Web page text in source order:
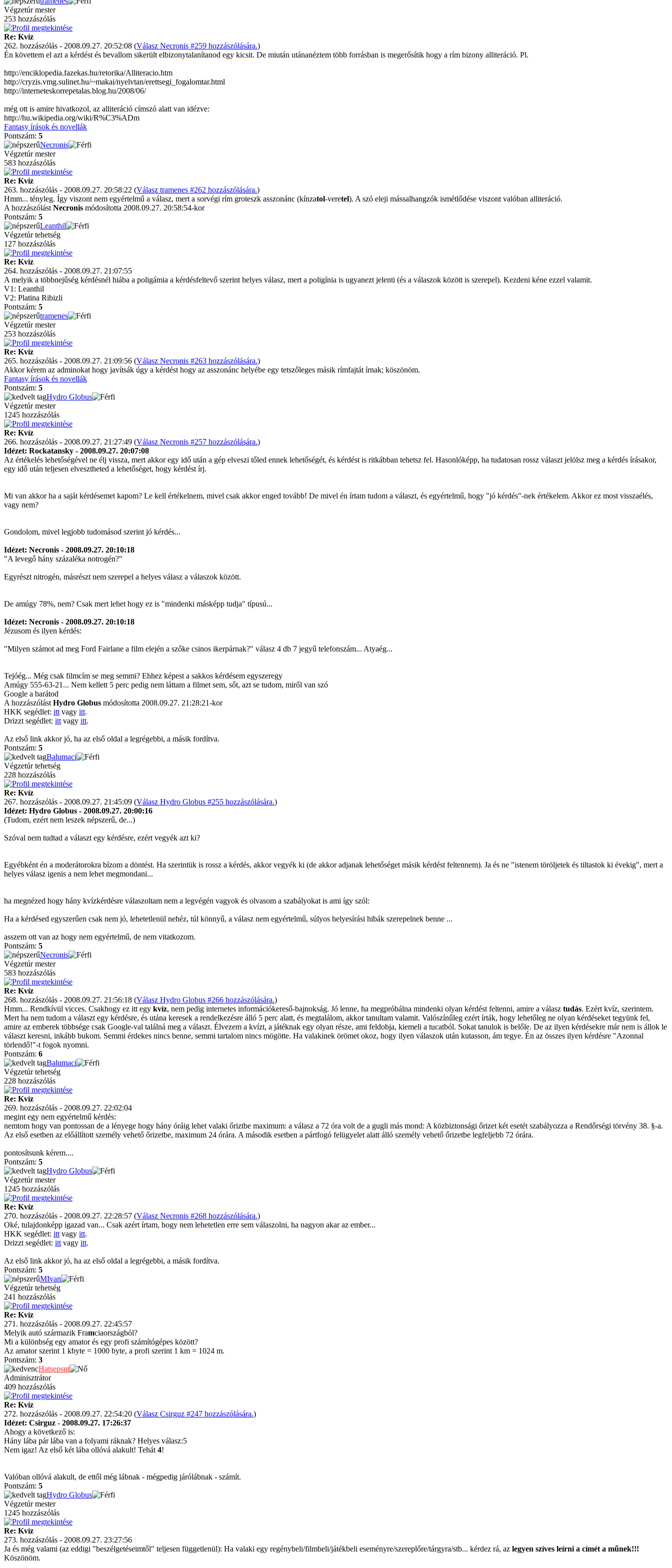
Végzetúr mester
253 hozzászólás
Re: Kvíz
262. hozzászólás - 2008.09.27. 20:52:08 (Válasz Necronis #259 hozzászólására.)
Én követtem el azt a kérdést és bevallom sikerült elbizonytalanítanod egy kicsit. De miután utánanéztem több forrásban is megerősítik hogy a rím bizony alliteráció. Pl.
http://enciklopedia.fazekas.hu/retorika/Alliteracio.htm
http://cryzis.vmg.sulinet.hu/~makai/nyelvtan/erettsegi_fogalomtar.html
http://interneteskorrepetalas.blog.hu/2008/06/
még ott is amire hivatkozol, az alliteráció címszó alatt van idézve:
http://hu.wikipedia.org/wiki/R%C3%ADm
Fantasy írások és novellák
Pontszám: 5
Necronis
Végzetúr mester
583 hozzászólás
Re: Kvíz
263. hozzászólás - 2008.09.27. 20:58:22 (Válasz tramenes #262 hozzászólására.)
Hmm... tényleg. Így viszont nem egyértelmű a válasz, mert a sorvégi rím groteszk asszonánc (kínzatol-veretel). A szó eleji mássalhangzók ismétlődése viszont valóban alliteráció.
A hozzászólást Necronis módosította 2008.09.27. 20:58:54-kor
Pontszám: 5
Leanthil
Végzetúr tehetség
127 hozzászólás
Re: Kvíz
264. hozzászólás - 2008.09.27. 21:07:55
A melyik a többnejűség kérdésnél hiába a poligámia a kérdésfeltevő szerint helyes válasz, mert a poligínia is ugyanezt jelenti (és a válaszok között is szerepel). Kezdeni kéne ezzel valamit.
V1: Leanthil
V2: Platina Ribizli
Pontszám: 5
tramenes
Végzetúr mester
253 hozzászólás
Re: Kvíz
265. hozzászólás - 2008.09.27. 21:09:56 (Válasz Necronis #263 hozzászólására.)
Akkor kérem az adminokat hogy javítsák úgy a kérdést hogy az asszonánc helyébe egy tetszőleges másik rímfajtát írnak; köszönöm.
Fantasy írások és novellák
Pontszám: 5
Hydro Globus
Végzetúr mester
1245 hozzászólás
Re: Kvíz
266. hozzászólás - 2008.09.27. 21:27:49 (Válasz Necronis #257 hozzászólására.)
Idézet: Rockatansky - 2008.09.27. 20:07:08
Az értékelés lehetőségével ne élj vissza, mert akkor egy idő után a gép elveszi tőled ennek lehetőségét, és kérdést is ritkábban tehetsz fel. Hasonlóképp, ha tudatosan rossz választ jelölsz meg a kérdés írásakor,
egy idő után teljesen elvesztheted a lehetőséget, hogy kérdést írj.
Mi van akkor ha a saját kérdésemet kapom? Le kell értékelnem, mivel csak akkor enged tovább! De mivel én írtam tudom a választ, és egyértelmű, hogy "jó kérdés"-nek értékelem. Akkor ez most visszaélés,
vagy nem?
Gondolom, mivel legjobb tudomásod szerint jó kérdés...
Idézet: Necronis - 2008.09.27. 20:10:18
"A levegő hány százaléka notrogén?"
Egyrészt nitrogén, másrészt nem szerepel a helyes válasz a válaszok között.
De amúgy 78%, nem? Csak mert lehet hogy ez is "mindenki másképp tudja" típusú...
Idézet: Necronis - 2008.09.27. 20:10:18
Jézusom és ilyen kérdés:
"Milyen számot ad meg Ford Fairlane a film elején a szőke csinos ikerpárnak?" válasz 4 db 7 jegyű telefonszám... Atyaég...
Tejóég... Még csak filmcím se meg semmi? Ehhez képest a sakkos kérdésem egyszeregy
Amúgy 555-63-21... Nem kellett 5 perc pedig nem láttam a filmet sem, sőt, azt se tudom, miről van szó
Google a barátod
A hozzászólást Hydro Globus módosította 2008.09.27. 21:28:21-kor
HKK segédlet: itt vagy itt.
Drizzt segédlet: itt vagy itt.
Az első link akkor jó, ha az első oldal a legrégebbi, a másik fordítva.
Pontszám: 5
Balumaci
Végzetúr tehetség
228 hozzászólás
Re: Kvíz
267. hozzászólás - 2008.09.27. 21:45:09 (Válasz Hydro Globus #255 hozzászólására.)
Idézet: Hydro Globus - 2008.09.27. 20:00:16
(Tudom, ezért nem leszek népszerű, de...)
Szóval nem tudtad a választ egy kérdésre, ezért vegyék azt ki?
Egyébként én a moderátorokra bízom a döntést. Ha szerintük is rossz a kérdés, akkor vegyék ki (de akkor adjanak lehetőséget másik kérdést feltennem). Ja és ne "istenem töröljetek és tiltastok ki évekig", mert a
helyes válasz igenis a nem lehet megmondani...
ha megnézed hogy hány kvízkérdésre válaszoltam nem a legvégén vagyok és olvasom a szabályokat is ami így szól:
Ha a kérdésed egyszerűen csak nem jó, lehetetlenül nehéz, túl könnyű, a válasz nem egyértelmű, súlyos helyesírási hibák szerepelnek benne ...
asszem ott van az hogy nem egyértelmű, de nem vitatkozom.
Pontszám: 5
Necronis
Végzetúr mester
583 hozzászólás
Re: Kvíz
268. hozzászólás - 2008.09.27. 21:56:18 (Válasz Hydro Globus #266 hozzászólására.)
Hmm... Rendkívül vicces. Csakhogy ez itt egy kvíz, nem pedig internetes információkereső-bajnokság. Jó lenne, ha megpróbálna mindenki olyan kérdést feltenni, amire a válasz tudás. Ezért kvíz, szerintem.
Mert ha nem tudom a választ egy kérdésre, és utána keresek a rendelkezésre álló 5 perc alatt, és megtalálom, akkor tanultam valamit. Valószínűleg ezért írták, hogy lehetőleg ne olyan kérdéseket tegyünk fel,
amire az emberek többsége csak Google-val találná meg a választ. Élvezem a kvízt, a játéknak egy olyan része, ami feldobja, kiemeli a tucatból. Sokat tanulok is belőle. De az ilyen kérdésekre már nem is állok le
választ keresni, inkább bukom. Semmi érdekes nincs benne, semmi tartalom nincs mögötte. Ha valakinek örömet okoz, hogy ilyen válaszok után kutasson, ám tegye. Én az összes ilyen kérdésre "Azonnal
törlendő!"-t fogok nyomni.
Pontszám: 6
Balumaci
Végzetúr tehetség
228 hozzászólás
Re: Kvíz
269. hozzászólás - 2008.09.27. 22:02:04
megint egy nem egyértelmű kérdés:
nemtom hogy van pontossan de a lényege hogy hány óráig lehet valaki őriztbe maximum: a válasz a 72 óra volt de a gugli más mond: A közbiztonsági őrizet két esetét szabályozza a Rendőrségi törvény 38. §-a.
Az első esetben az előállított személy vehető őrizetbe, maximum 24 órára. A második esetben a pártfogó felügyelet alatt álló személy vehető őrizetbe legfeljebb 72 órára.
pontosítsunk kérem....
Pontszám: 5
Hydro Globus
Végzetúr mester
1245 hozzászólás
Re: Kvíz
270. hozzászólás - 2008.09.27. 22:28:57 (Válasz Necronis #268 hozzászólására.)
Oké, tulajdonképp igazad van... Csak azért írtam, hogy nem lehetetlen erre sem válaszolni, ha nagyon akar az ember...
HKK segédlet: itt vagy itt.
Drizzt segédlet: itt vagy itt.
Az első link akkor jó, ha az első oldal a legrégebbi, a másik fordítva.
Pontszám: 5
MIvan
Végzetúr tehetség
241 hozzászólás
Re: Kvíz
271. hozzászólás - 2008.09.27. 22:45:57
Melyik autó származik Framciaországból?
Mi a különbség egy amator és egy profi számítógépes között?
Az amator szerint 1 kbyte = 1000 byte, a profi szerint 1 km = 1024 m.
Pontszám: 3
Hatsepsut
Adminisztrátor
409 hozzászólás
Re: Kvíz
272. hozzászólás - 2008.09.27. 22:54:20 (Válasz Csirguz #247 hozzászólására.)
Idézet: Csirguz - 2008.09.27. 17:26:37
Ahogy a következő is:
Hány lába pár lába van a folyami ráknak? Helyes válasz:5
Nem igaz! Az első két lába ollóvá alakult! Tehát 4!
Valóban ollóvá alakult, de ettől még lábnak - mégpedig járólábnak - számít.
Pontszám: 5
Hydro Globus
Végzetúr mester
1245 hozzászólás
Re: Kvíz
273. hozzászólás - 2008.09.27. 23:27:56
Ja és még valami (az eddigi "beszélgetéseimtől" teljesen függetlenül): Ha valaki egy regénybeli/filmbeli/játékbeli eseményre/szereplőre/tárgyra/stb... kérdez rá, az legyen szíves leírni a címét a műnek!!!
Köszönöm.